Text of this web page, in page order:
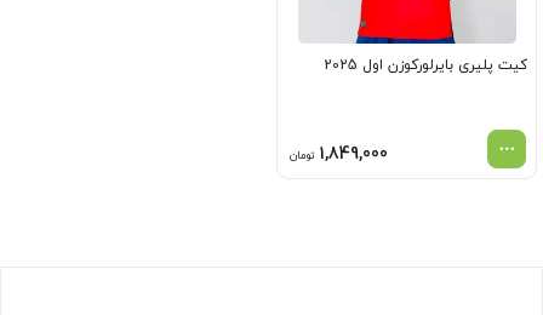
کیت پلیری بایرلورکوزن اول 2025
1,849,000 تومان